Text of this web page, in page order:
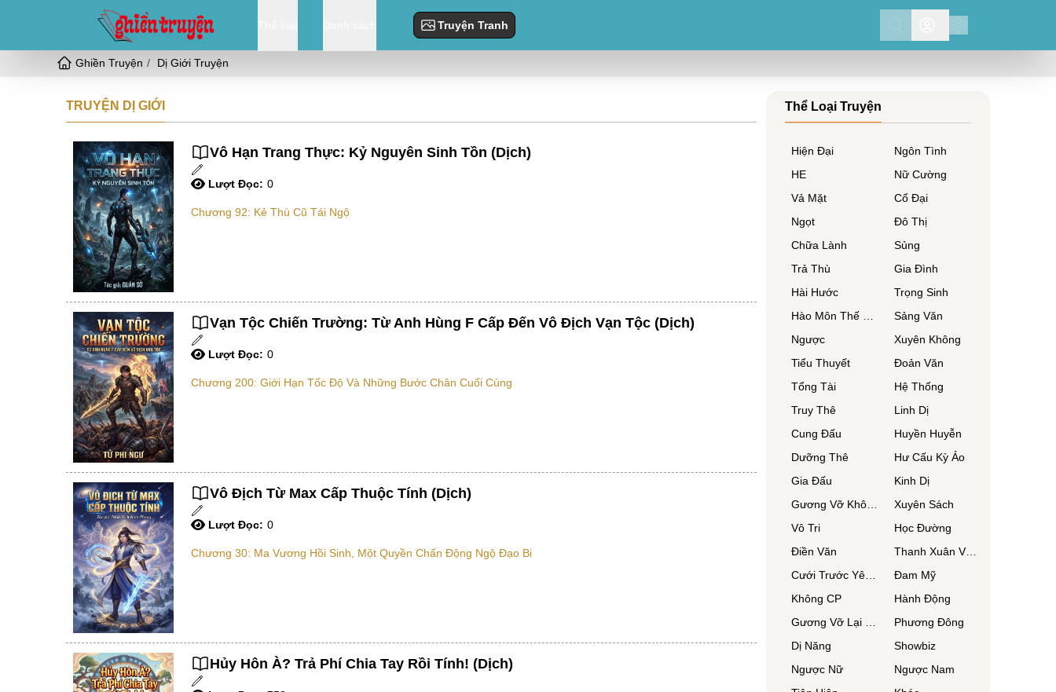
Truyện Tranh
Ghiền Truyện Dị Giới Truyện
TRUYỆN DỊ GIỚI
Vô Hạn Trang Thực: Kỷ Nguyên Sinh Tồn (Dịch)
Lượt Đọc: 0
Chương 92: Kẻ Thù Cũ Tái Ngộ
Vạn Tộc Chiến Trường: Từ Anh Hùng F Cấp Đến Vô Địch Vạn Tộc (Dịch)
Lượt Đọc: 0
Chương 200: Giới Hạn Tốc Độ Và Những Bước Chân Cuối Cùng
Vô Địch Từ Max Cấp Thuộc Tính (Dịch)
Lượt Đọc: 0
Chương 30: Ma Vương Hồi Sinh, Một Quyền Chấn Động Ngộ Đạo Bi
Hủy Hôn À? Trả Phí Chia Tay Rồi Tính! (Dịch)
Thể Loại Truyện
Hiện Đại
Ngôn Tình
HE
Nữ Cường
Vả Mặt
Cổ Đại
Ngọt
Đô Thị
Chữa Lành
Sủng
Trả Thù
Gia Đình
Hài Hước
Trọng Sinh
Sảng Văn
Ngược
Xuyên Không
Tiểu Thuyết
Đoản Văn
Tổng Tài
Hệ Thống
Truy Thê
Linh Dị
Cung Đấu
Huyền Huyễn
Dưỡng Thê
Hư Cấu Kỳ Ảo
Gia Đấu
Kinh Dị
Xuyên Sách
Vô Tri
Học Đường
Điền Văn
Thanh Xuân Vườn Trường
Đam Mỹ
Không CP
Hành Động
Phương Đông
Dị Năng
Showbiz
Ngược Nữ
Ngược Nam